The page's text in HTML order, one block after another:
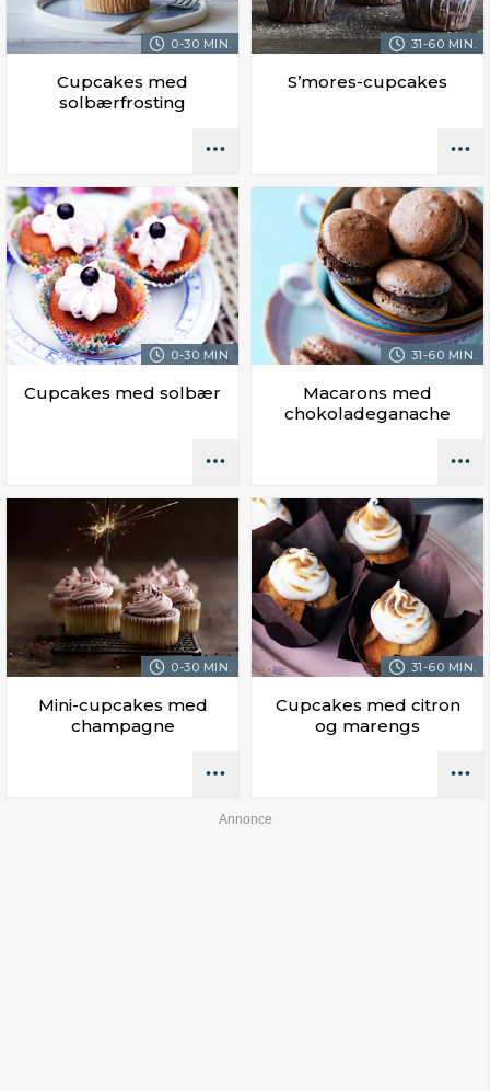
0-30 MIN.
Cupcakes med
solbærfrosting
31-60 MIN.
S’mores-cupcakes
0-30 MIN.
Cupcakes med solbær
31-60 MIN.
Macarons med
chokoladeganache
0-30 MIN.
Mini-cupcakes med
champagne
31-60 MIN.
Cupcakes med citron
og marengs